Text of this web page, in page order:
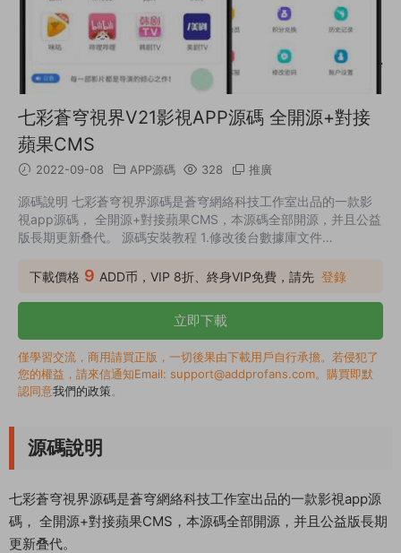
七彩蒼穹視界V21影視APP源碼 全開源+對接
蘋果CMS
2022-09-08 APP源碼 328 推廣
源碼說明 七彩蒼穹視界源碼是蒼穹網絡科技工作室出品的一款影
視app源碼， 全開源+對接蘋果CMS，本源碼全部開源，并且公益
版長期更新叠代。 源碼安裝教程 1.修改後台數據庫文件
丶SG11 3. 前端修改config.xml中相關信息 4. 替換前端文件：
端文件，添加所有模塊，完成前端安裝 6. 後台地址：admin...
下載價格 9 ADD币，VIP 8折、終身VIP免費，請先 登錄
立即下載
僅學習交流，商用請買正版，一切後果由下載用戶自行承擔。若侵犯了
您的權益，請來信通知Email: support@addprofans.com。購買即默
認同意我們的政策。
源碼說明
七彩蒼穹視界源碼是蒼穹網絡科技工作室出品的一款影視app源
碼， 全開源+對接蘋果CMS，本源碼全部開源，并且公益版長期
更新叠代。